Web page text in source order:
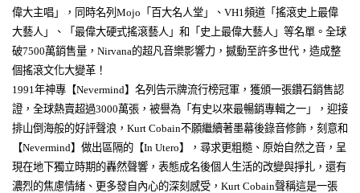
偉大主唱」，同時名列 Mojo 「百大名人堂」、 VH1頻道「搖滾史上最偉
大藝人」、「最偉大硬式搖滾藝人」和「史上最偉大藝人」等名單。全球
破7500萬銷售量， Nirvana的超凡音樂影響力，撼動至許多世代，造成整
個搖滾文化大變革！
1991年神專【Nevermind】名列告示牌流行榜冠軍，獲頒一張鑽石銷售認
證，全球熱賣超過3000萬張，被譽為「有史以來最暢銷專輯之一」，迎接
排山倒海般的好評聲浪， Kurt Cobain不願繼續著墨幕後錄音修飾，刻意和
【Nevermind】做出區隔的【In Utero】，尋求更粗糙、原始自然之音，呈
現在地下獨立時期的轟然聲響，表態成名後個人生活的改變與掙扎，還有
濃烈的焦慮情緒、更多發自內心的深刻感受， Kurt Cobain聲稱這是一張